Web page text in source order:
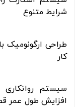
شرایط متنوع
طراحی ارگونومیک
کار
سیستم
افزایش طول عمر